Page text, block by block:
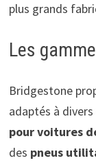
plus grands
Les
Bridgestone
adaptés à
pour voitures
des pneus